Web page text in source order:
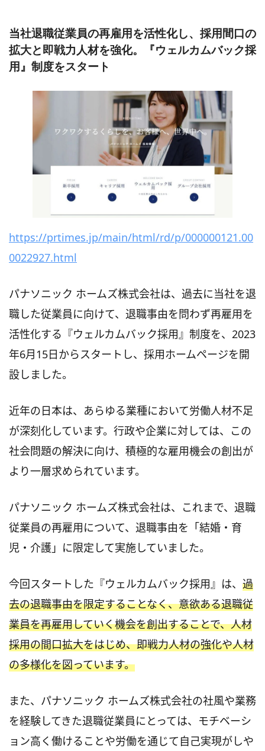
当社退職従業員の再雇用を活性化し、採用間口の
拡大と即戦力人材を強化。『ウェルカムバック採
用』制度をスタート
https://prtimes.jp/main/html/rd/p/000000121.00
0022927.html
パナソニック ホームズ株式会社は、過去に当社を退
職した従業員に向けて、退職事由を問わず再雇用を
活性化する『ウェルカムバック採用』制度を、2023
年6月15日からスタートし、採用ホームページを開
設しました。
近年の日本は、あらゆる業種において労働人材不足
が深刻化しています。行政や企業に対しては、この
社会問題の解決に向け、積極的な雇用機会の創出が
より一層求められています。
パナソニック ホームズ株式会社は、これまで、退職
従業員の再雇用について、退職事由を「結婚・育
児・介護」に限定して実施していました。
今回スタートした『ウェルカムバック採用』は、 過
去の退職事由を限定することなく、意欲ある退職従
業員を再雇用していく機会を創出することで、人材
採用の間口拡大をはじめ、即戦力人材の強化や人材
の多様化を図っています。
また、パナソニック ホームズ株式会社の社風や業務
を経験してきた退職従業員にとっては、モチベーシ
ョン高く働けることや労働を通じて自己実現がしや